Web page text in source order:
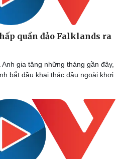
quần đảo Falklands ra
gia tăng những tháng gần đây,
bắt đầu khai thác dầu ngoài khơi